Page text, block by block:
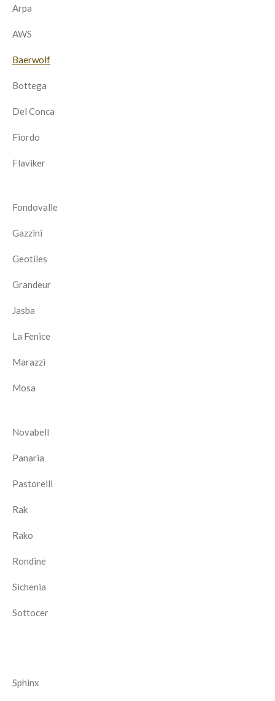
Arpa
AWS
Baerwolf
Bottega
Del Conca
Fiordo
Flaviker
Fondovalle
Gazzini
Geotiles
Grandeur
Jasba
La Fenice
Marazzi
Mosa
Novabell
Panaria
Pastorelli
Rak
Rako
Rondine
Sichenia
Sottocer
Sphinx